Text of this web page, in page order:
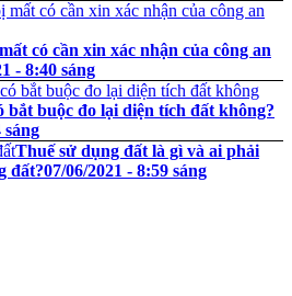
có cần xin xác nhận của công an
- 8:40 sáng
bắt buộc đo lại diện tích đất không?
sáng
Thuế sử dụng đất là gì và ai phải
đất?07/06/2021 - 8:59 sáng